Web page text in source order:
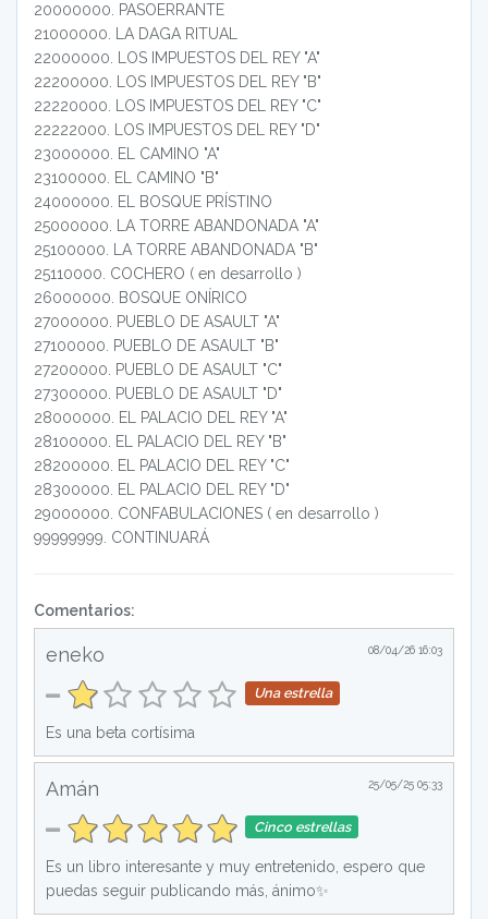
20000000
PASOERRANTE
21000000
LA DAGA RITUAL
22000000
LOS IMPUESTOS DEL REY "A"
22200000
LOS IMPUESTOS DEL REY "B"
22220000
LOS IMPUESTOS DEL REY "C"
22222000
LOS IMPUESTOS DEL REY "D"
23000000
EL CAMINO "A"
23100000
EL CAMINO "B"
24000000
EL BOSQUE PRÍSTINO
25000000
LA TORRE ABANDONADA "A"
25100000
LA TORRE ABANDONADA "B"
25110000 COCHERO ( en desarrollo )
26000000
BOSQUE ONÍRICO
27000000
PUEBLO DE ASAULT "A"
27100000
PUEBLO DE ASAULT "B"
27200000
PUEBLO DE ASAULT "C"
27300000
PUEBLO DE ASAULT "D"
28000000
EL PALACIO DEL REY "A"
28100000
EL PALACIO DEL REY "B"
28200000
EL PALACIO DEL REY "C"
28300000
EL PALACIO DEL REY "D"
29000000 CONFABULACIONES ( en desarrollo )
99999999 CONTINUARÁ
Comentarios:
08/04/26 16:03
eneko
Una estrella
Es una beta cortísima
25/05/25 05:33
Amán
Cinco estrellas
Es un libro interesante y muy entretenido, espero que
puedas seguir publicando más, ánimo✨